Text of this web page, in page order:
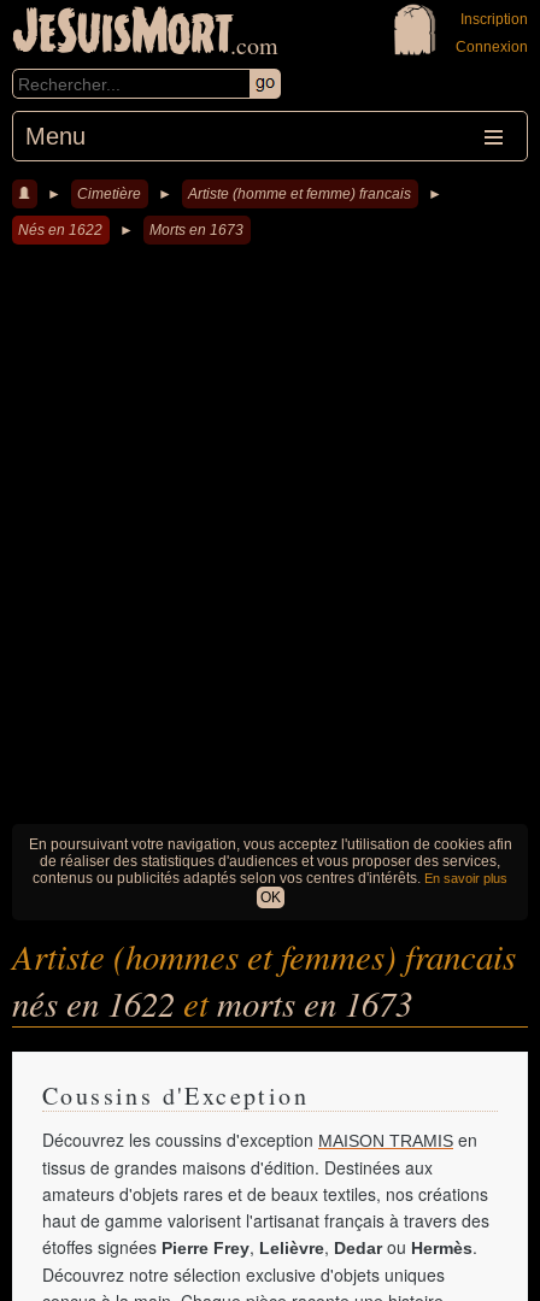
JeSuisMort.com
Menu
Inscription
Connexion
► Cimetière ► Artiste (homme et femme) francais ►
Nés en 1622 ► Morts en 1673
En poursuivant votre navigation, vous acceptez l'utilisation de cookies afin
de réaliser des statistiques d'audiences et vous proposer des services,
contenus ou publicités adaptés selon vos centres d'intérêts. En savoir plus
OK
Artiste (hommes et femmes) francais
nés en 1622 etmorts en 1673
Coussins d'Exception
Découvrez les coussins d'exception MAISON TRAMIS en
tissus de grandes maisons d'édition. Destinées aux
amateurs d'objets rares et de beaux textiles, nos créations
haut de gamme valorisent l'artisanat français à travers des
étoffes signées Pierre Frey, Lelièvre, Dedarou Hermès.
Découvrez notre sélection exclusive d'objets uniques